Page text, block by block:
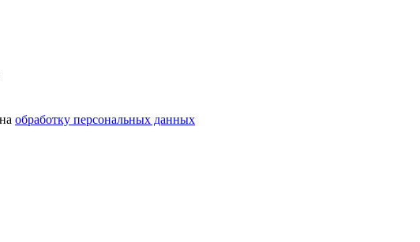
обработку персональных данных